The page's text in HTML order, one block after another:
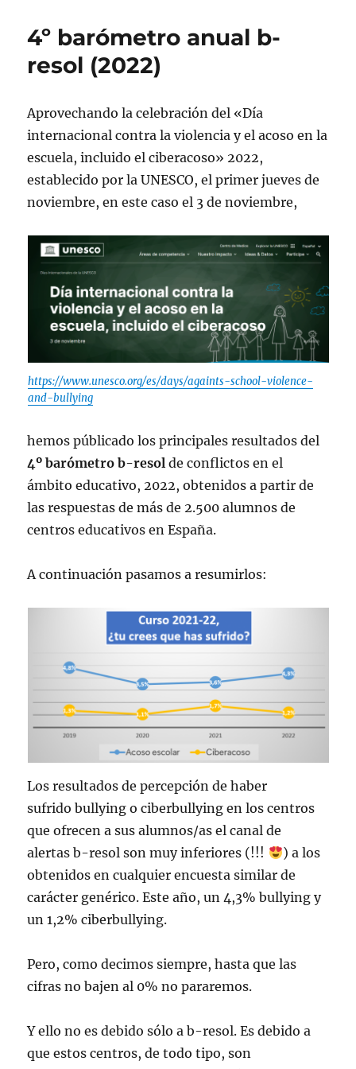
4º barómetro anual b-
resol (2022)
Aprovechando la celebración del «Día
internacional contra la violencia y el acoso en la
escuela, incluido el ciberacoso» 2022,
establecido por la UNESCO, el primer jueves de
noviembre, en este caso el 3 de noviembre,
https://www.unesco.org/es/days/againts-school-violence-
and-bullying
hemos públicado los principales resultados del
4º barómetro b-resol de conflictos en el
ámbito educativo, 2022, obtenidos a partir de
las respuestas de más de 2.500 alumnos de
centros educativos en España.
A continuación pasamos a resumirlos:
Los resultados de percepción de haber
sufrido bullying o ciberbullying en los centros
que ofrecen a sus alumnos/as el canal de
alertas b-resol son muy inferiores (!!!
) a los
obtenidos en cualquier encuesta similar de
carácter genérico. Este año, un 4,3% bullying y
un 1,2% ciberbullying.
Pero, como decimos siempre, hasta que las
cifras no bajen al 0% no pararemos.
Y ello no es debido sólo a b-resol. Es debido a
que estos centros, de todo tipo, son